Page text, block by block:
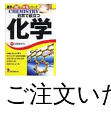
ご注文い